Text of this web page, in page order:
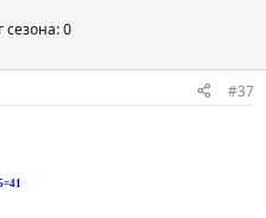
сезона: 0
#37